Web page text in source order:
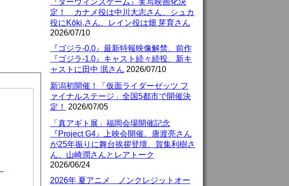
『ダーウィンズゲーム』実写映画化決
定！ カナメ役は中川大志さん、シュカ
役にKōki,さん、レイン役は畑 芽育さん
2026/07/10
『ゴジラ-0.0』最新特報映像解禁、前作
『ゴジラ-1.0』キャスト続々続投、新キ
ャストに田中 泯さん 2026/07/10
新潟初開催！「仮面ライダーゼッツ フ
ァイナルステージ」全国5都市で開催決
定！
2026/07/05
「真アギト展」福岡会場開催記念
『Project G4』上映会開催。唐渡亮さん
が25年振りに舞台挨拶登壇、賀集利樹さ
ん、山崎潤さんとレアトーク
2026/06/24
2026年 夏アニメ ノンクレジットオー